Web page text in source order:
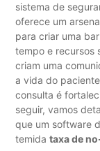
sistema de
oferece um
para criar uma
tempo e recursos
criam uma
a vida do
consulta é
seguir, vamos
que um software
temidataxa de